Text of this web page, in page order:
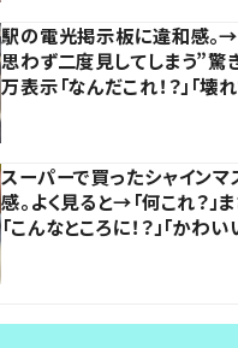
駅の電光掲示板に違和感。
思わず二度見してしまう”驚
万表示「なんだこれ！？」「壊
スーパーで買ったシャインマ
感。よく見ると→「何これ？
「こんなところに！？」「かわ